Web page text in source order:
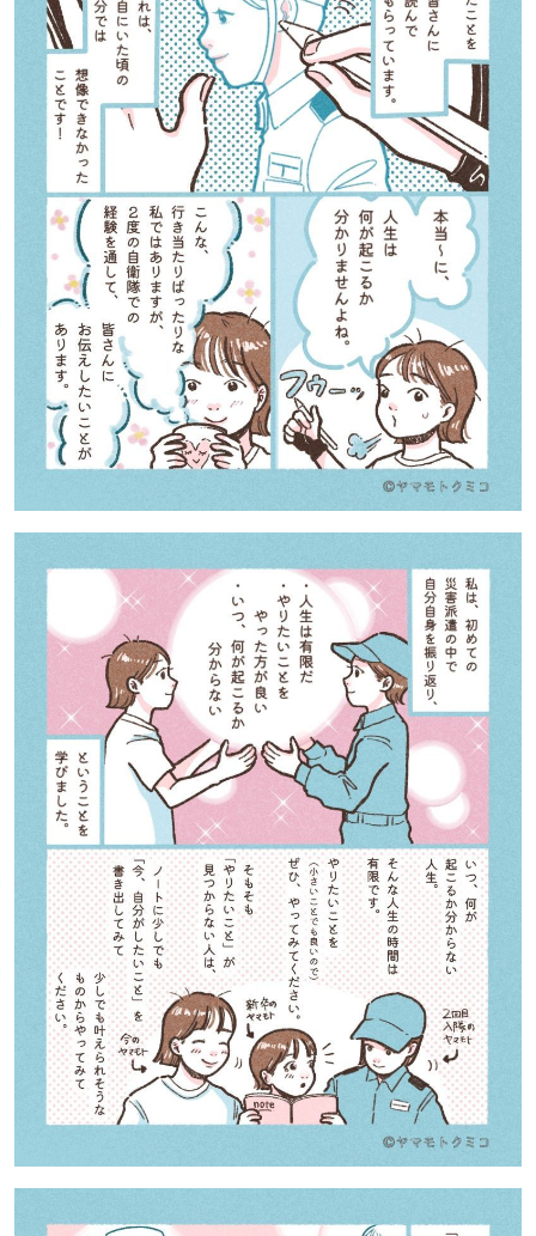
北海道で暮らす、あなたとつくる、
LOCAL ローカルエリア
all
札幌
道北
道南
道東
道央
KEYWORD
Sitakke編集部あい
【いろんな価値観や生き方に触れたい】
Sitakke編集部 IKU 【まったり楽しみたい】
【暮らしの知恵を身につけたい】 札幌市
【札幌のお気に入りを見つけたい】
【道央のお気に入りを見つけたい】
【道北のお気に入りを見つけたい】
【道東のお気に入りを見つけたい】